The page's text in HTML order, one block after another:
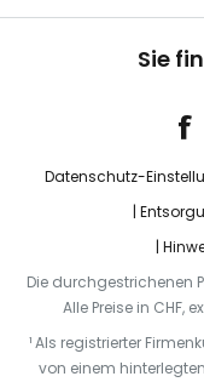
Sie
Datenschutz-
Die durchgestrichenen
Alle Preise in CHF,
¹ Als registrierter
von einem